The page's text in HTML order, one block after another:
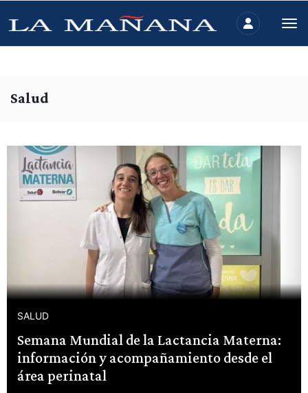
Salud
SALUD
Semana Mundial de la Lactancia Materna:
información y acompañamiento desde el
área perinatal